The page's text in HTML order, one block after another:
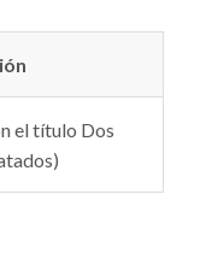
el título Dos